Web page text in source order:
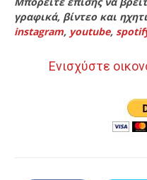
γραφικά, βίντεο και
instagram, youtube,
Ενισχύστε